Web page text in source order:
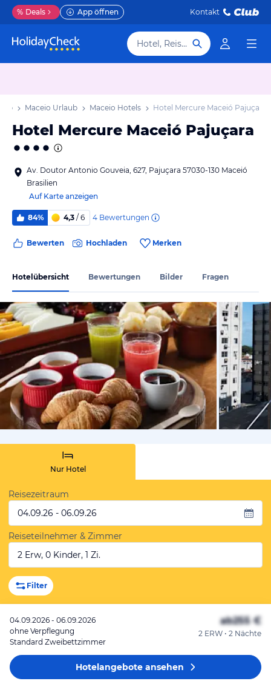
% Deals App öffnen Kontakt
Hotel, Reiseziel
Maceio Urlaub Maceio Hotels Hotel Mercure Maceió Pajuçara
Hotel Mercure Maceió Pajuçara
Av. Doutor Antonio Gouveia, 627, Pajuçara 57030-130 Maceió
Brasilien
Auf Karte anzeigen
84% 4,3 / 6 4 Bewertungen
Bewerten Hochladen Merken
Hotelübersicht Bewertungen Bilder Fragen
von
Nur Hotel
Reisezeitraum
04.09.26 - 06.09.26
Reiseteilnehmer & Zimmer
2 Erw, 0 Kinder, 1 Zi.
Filter
04.09.2026 - 06.09.2026
ohne Verpflegung
Standard Zweibettzimmer
ab255 €
2 ERW • 2 Nächte
Hotelangeboteansehen